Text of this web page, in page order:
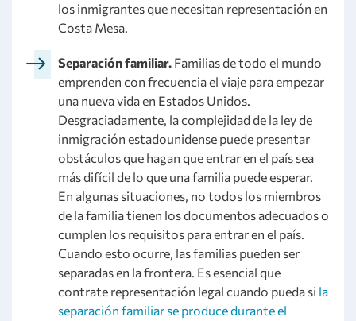
los inmigrantes que necesitan representación en
Costa Mesa.
Separación familiar. Familias de todo el mundo
emprenden con frecuencia el viaje para empezar
una nueva vida en Estados Unidos.
Desgraciadamente, la complejidad de la ley de
inmigración estadounidense puede presentar
obstáculos que hagan que entrar en el país sea
más difícil de lo que una familia puede esperar.
En algunas situaciones, no todos los miembros
de la familia tienen los documentos adecuados o
cumplen los requisitos para entrar en el país.
Cuando esto ocurre, las familias pueden ser
separadas en la frontera. Es esencial que
contrate representación legal cuando pueda si la
separación familiar se produce durante el